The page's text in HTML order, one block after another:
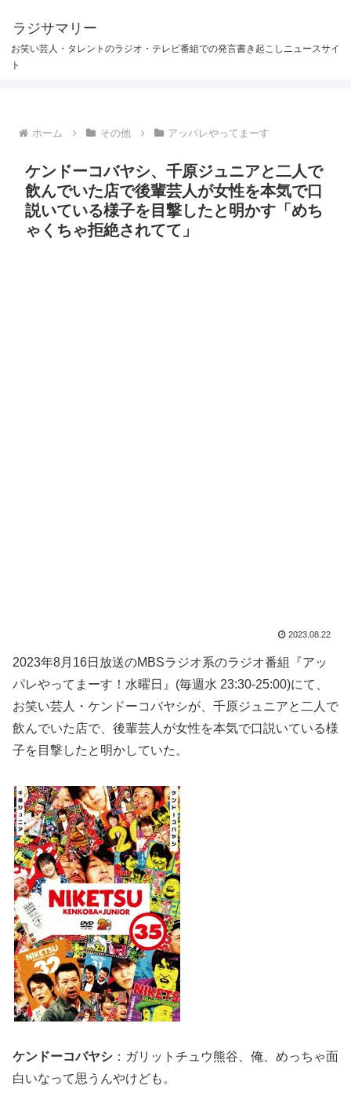
ラジサマリー
お笑い芸人・タレントのラジオ・テレビ番組での発言書き起こしニュースサイ
ト
ホーム その他 アッパレやってまーす
ケンドーコバヤシ、千原ジュニアと二人で
飲んでいた店で後輩芸人が女性を本気で口
説いている様子を目撃したと明かす「めち
ゃくちゃ拒絶されてて」
2023.08.22
2023年8月16日放送のMBSラジオ系のラジオ番組『アッ
パレやってまーす！水曜日』(毎週水 23:30-25:00)にて、
お笑い芸人・ケンドーコバヤシが、千原ジュニアと二人で
飲んでいた店で、後輩芸人が女性を本気で口説いている様
子を目撃したと明かしていた。
ケンドーコバヤシ ：ガリットチュウ熊谷、俺、めっちゃ面
白いなって思うんやけども。